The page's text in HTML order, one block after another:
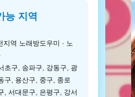
능 지역
역 노래방도우미 · 노
초구, 송파구, 강동구, 광
구, 용산구, 중구, 종로
, 서대문구, 은평구, 강서